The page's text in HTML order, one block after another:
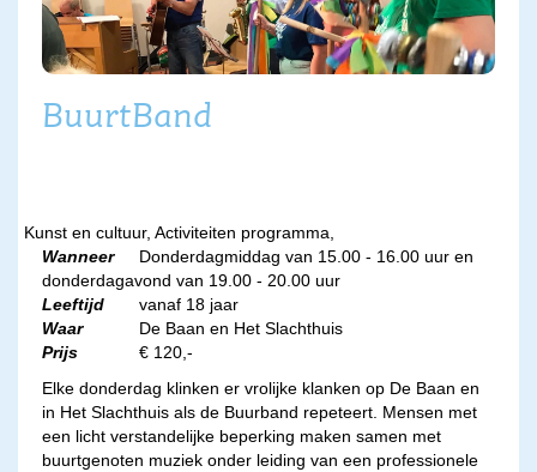
BuurtBand
Kunst en cultuur, Activiteiten programma,
Wanneer
Donderdagmiddag van 15.00 - 16.00 uur en
donderdagavond van 19.00 - 20.00 uur
Leeftijd
vanaf 18 jaar
Waar
De Baan en Het Slachthuis
Prijs
€ 120,-
Elke donderdag klinken er vrolijke klanken op De Baan en
in Het Slachthuis als de Buurband repeteert. Mensen met
een licht verstandelijke beperking maken samen met
buurtgenoten muziek onder leiding van een professionele